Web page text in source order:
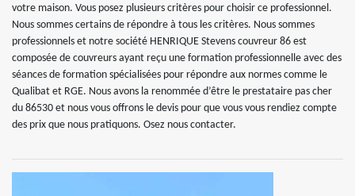
votre maison. Vous posez plusieurs critères pour choisir ce professionnel.
Nous sommes certains de répondre à tous les critères. Nous sommes
professionnels et notre société HENRIQUE Stevens couvreur 86 est
composée de couvreurs ayant reçu une formation professionnelle avec des
séances de formation spécialisées pour répondre aux normes comme le
Qualibat et RGE. Nous avons la renommée d’être le prestataire pas cher
du 86530 et nous vous offrons le devis pour que vous vous rendiez compte
des prix que nous pratiquons. Osez nous contacter.